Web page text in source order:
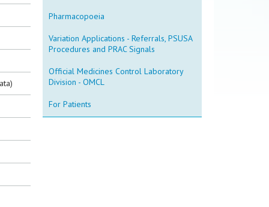
Pharmacopoeia
Variation Applications - Referrals, PSUSA
Procedures and PRAC Signals
Official Medicines Control Laboratory
Division - OMCL
For Patients